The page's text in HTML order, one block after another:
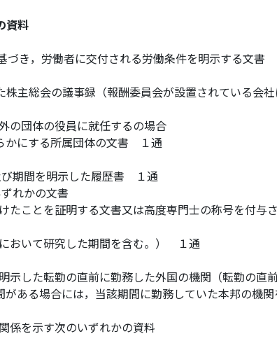
資料
づき，労働者に交付される労働条件を明示する文書
主総会の議事録（報酬委員会が設置されている会
の団体の役員に就任するの場合
かにする所属団体の文書 １通
期間を明示した履歴書 １通
れかの文書
たことを証明する文書又は高度専門士の称号を付与
おいて研究した期間を含む。） １通
示した転勤の直前に勤務した外国の機関（転勤の直
ある場合には，当該期間に勤務していた本邦の機
係を示す次のいずれかの資料